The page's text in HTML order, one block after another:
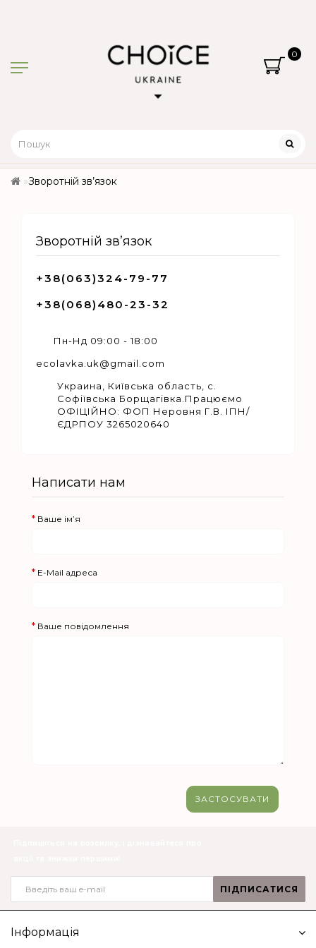
0
Зворотній зв’язок
Зворотній зв’язок
+38(063)324-79-77
+38(068)480-23-32
Пн-Нд 09:00 - 18:00
ecolavka.uk@gmail.com
Украина, Київська область, с.
Софіївська Борщагівка.Працюємо
ОФІЦІЙНО: ФОП Неровня Г.В. ІПН/
ЄДРПОУ 3265020640
Написати нам
Ваше ім’я
E-Mail адреса
Ваше повідомлення
ПІДПИСАТИСЯ
Інформація